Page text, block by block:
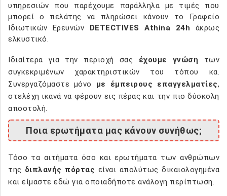
υπηρεσιών που παρέχουμε παράλληλα με τιμές που
μπορεί ο πελάτης να πληρώσει κάνουν το Γραφείο
Ιδιωτικών Ερευνών DETECTIVES Athina 24h άκρως
ελκυστικό.
Ιδιαίτερα για την περιοχή σας έχουμε γνώση των
συγκεκριμένων χαρακτηριστικών του τόπου κα.
Συνεργαζόμαστε μόνο με έμπειρους επαγγελματίες,
στελέχη ικανά να φέρουν εις πέρας και την πιο δύσκολη
αποστολή.
Ποια ερωτήματα μας κάνουν συνήθως;
Τόσο τα αιτήματα όσο και ερωτήματα των ανθρώπων
της διπλανής πόρτας είναι απολύτως δικαιολογημένα
και είμαστε εδώ για οποιαδήποτε ανάλογη περίπτωση.